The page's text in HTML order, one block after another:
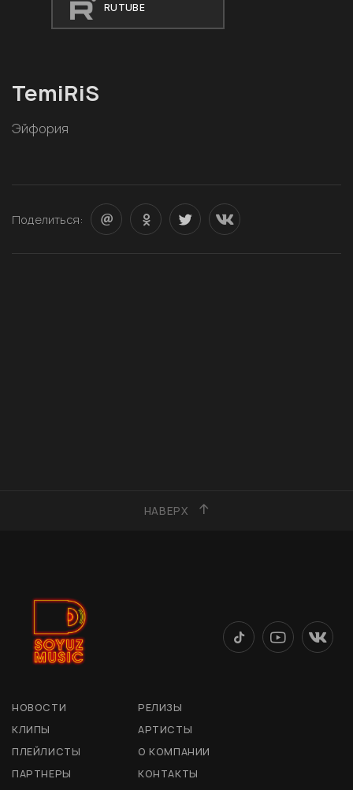
RUTUBE
TemiRiS
Эйфория
Поделиться:
НАВЕРХ
НОВОСТИ
РЕЛИЗЫ
КЛИПЫ
АРТИСТЫ
ПЛЕЙЛИСТЫ
О КОМПАНИИ
ПАРТНЕРЫ
КОНТАКТЫ